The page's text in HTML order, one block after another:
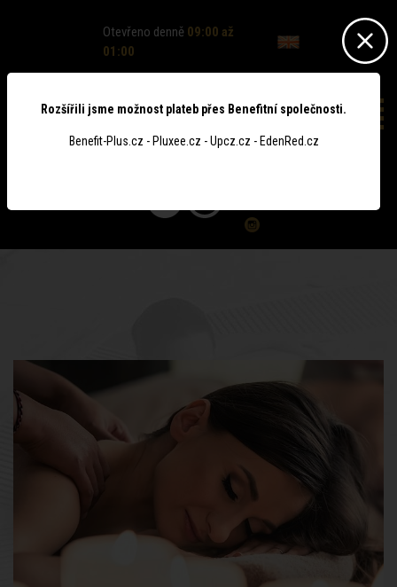
Otevřeno denně 09:00 až
01:00
Rozšířili jsme možnost plateb přes Benefitní společnosti.
Benefit-Plus.cz - Pluxee.cz - Upcz.cz - EdenRed.cz